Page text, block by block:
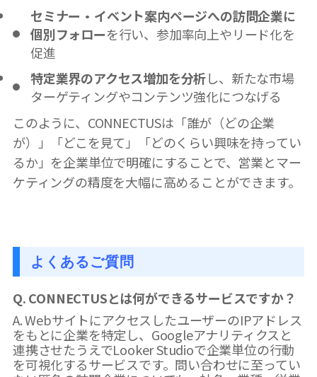
セミナー・イベント案内ページへの訪問企業に
個別フォローを行い、参加率向上やリード化を
促進
特定業界のアクセス増加を分析し、新たな市場
ターゲティングやコンテンツ強化につなげる
このように、CONNECTUSは「誰が（どの企業
が）」「どこを見て」「どのくらい興味を持ってい
るか」を企業単位で明確にすることで、営業とマー
ケティングの精度を大幅に高めることができます。
よくあるご質問
Q. CONNECTUSとは何ができるサービスですか？
A. WebサイトにアクセスしたユーザーのIPアドレス
をもとに企業を特定し、Googleアナリティクスと
連携させたうえでLooker Studioで企業単位の行動
を可視化するサービスです。問い合わせに至ってい